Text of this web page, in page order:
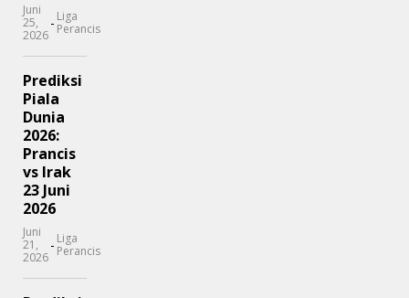
Juni
25,
2026
- Liga
Perancis
Prediksi
Piala
Dunia
2026:
Prancis
vs Irak
23 Juni
2026
Juni
21,
2026
- Liga
Perancis